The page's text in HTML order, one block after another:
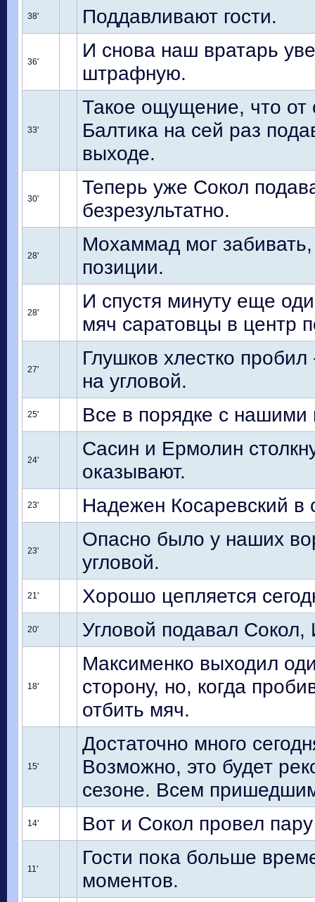
38' Поддавливают гости.
36'
И снова наш вратарь
штрафную.
33'
Такое ощущение, что от
Балтика на сей раз
выходе.
30'
Теперь уже Сокол
безрезультатно.
28'
Мохаммад мог
позиции.
28'
И спустя минуту еще
мяч саратовцы в центр
27'
Глушков хлестко
на угловой.
25' Все в порядке с нашими
24'
Сасин и Ермолин
оказывают.
23' Надежен Косаревский в
23'
Опасно было у наших
угловой.
21' Хорошо цепляется
20' Угловой подавал Сокол,
18'
Максименко выходил
сторону, но, когда
отбить мяч.
15'
Достаточно много
Возможно, это будет
сезоне. Всем
14' Вот и Сокол провел
11'
Гости пока больше
моментов.